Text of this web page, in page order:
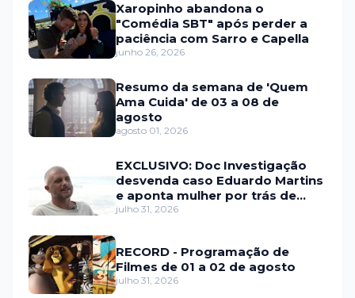
Xaropinho abandona o
"Comédia SBT" após perder a
paciência com Sarro e Capella
junho 26, 2026
Resumo da semana de 'Quem
Ama Cuida' de 03 a 08 de
agosto
agosto 01, 2026
EXCLUSIVO: Doc Investigação
desvenda caso Eduardo Martins
e aponta mulher por trás de
fraude internacional
julho 31, 2026
RECORD - Programação de
Filmes de 01 a 02 de agosto
julho 31, 2026